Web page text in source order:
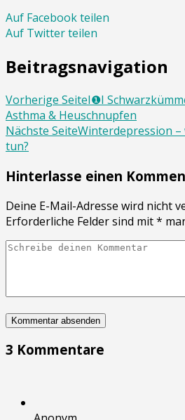
Auf Facebook teilen
Auf Twitter teilen
Beitragsnavigation
Vorherige SeiteI❶I
Asthma & Heuschnupfen
Nächste SeiteWinterdepression –
tun?
Hinterlasse einen
Deine E-Mail-Adresse wird nicht
Erforderliche Felder sind mit*
3 Kommentare